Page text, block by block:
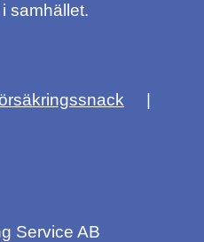
samhället.
Service AB